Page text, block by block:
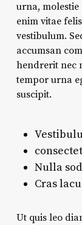
urna,
enim vitae
vestibulum.
accumsan
hendrerit nec
tempor urna
suscipit.
Nulla
Cras
Ut quis leo